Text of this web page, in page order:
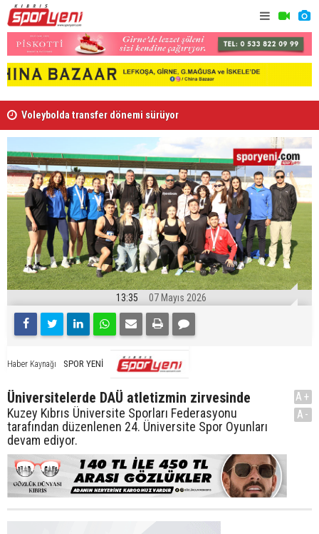
Voleybolda transfer dönemi sürüyor
13:35 07 Mayıs 2026
Haber Kaynağı SPOR YENİ
Üniversitelerde DAÜ atletizmin zirvesinde
Kuzey Kıbrıs Üniversite Sporları Federasyonu
tarafından düzenlenen 24. Üniversite Spor Oyunları
devam ediyor.
A+
A-